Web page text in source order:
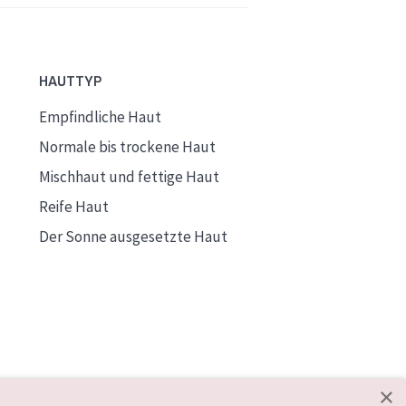
HAUTTYP
Empfindliche Haut
Normale bis trockene Haut
Mischhaut und fettige Haut
Reife Haut
Der Sonne ausgesetzte Haut
×